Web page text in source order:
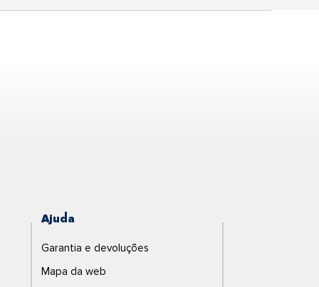
Ajuda
Garantia e devoluções
Mapa da web